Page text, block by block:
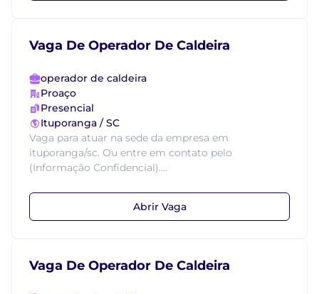
Vaga De Operador De Caldeira
operador de caldeira
Proaço
Presencial
Ituporanga / SC
Vaga para atuar na sede da empresa em
ituporanga/sc. Ou entre em contato pelo
(Informação Confidencial)....
Abrir Vaga
Vaga De Operador De Caldeira